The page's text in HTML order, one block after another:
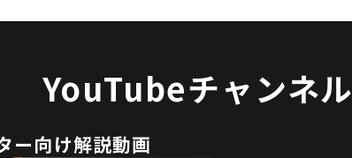
YouTubeチャンネル
ー向け解説動画